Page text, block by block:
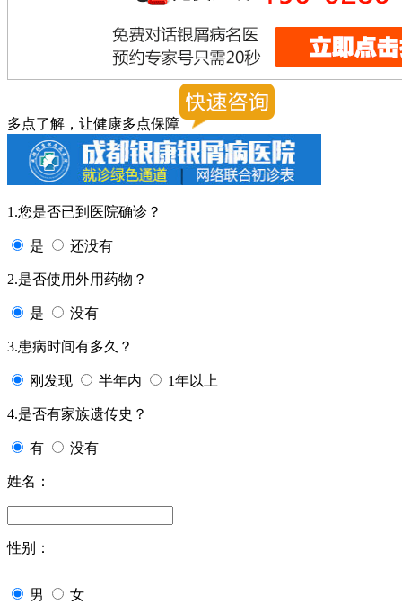
多点了解，让健康多点保障
1.您是否已到医院确诊？
是 还没有
2.是否使用外用药物？
是 没有
3.患病时间有多久？
刚发现 半年内 1年以上
4.是否有家族遗传史？
有 没有
姓名：
性别：
男 女